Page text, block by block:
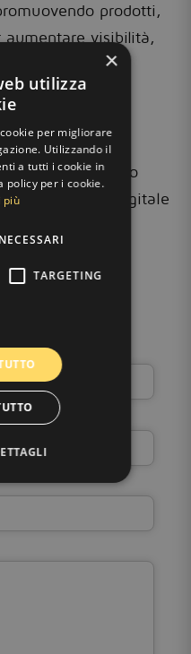
prodotti,
visibilità,
digitale,
nel mondo
digitale
×
utilizza
per migliorare
Utilizzando il
a tutti i cookie in
policy per i cookie.
più
TARGETING